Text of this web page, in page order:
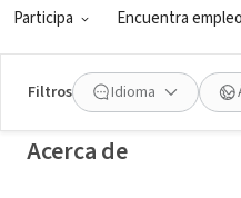
Participa Encuentra empleo
Filtros Idioma
Chicago, IL www.mymihca.org
Acerca de